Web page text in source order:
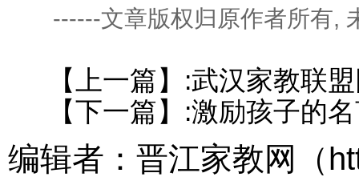
------文章版权归原作者所有,
【上一篇】:武汉家教联
【下一篇】:激励孩子的
编辑者： 晋江家教网 （